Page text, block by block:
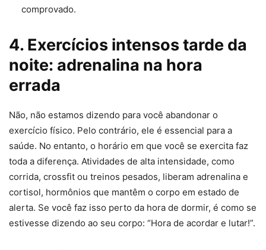
comprovado.
4. Exercícios intensos tarde da
noite: adrenalina na hora
errada
Não, não estamos dizendo para você abandonar o
exercício físico. Pelo contrário, ele é essencial para a
saúde. No entanto, o horário em que você se exercita faz
toda a diferença. Atividades de alta intensidade, como
corrida, crossfit ou treinos pesados, liberam adrenalina e
cortisol, hormônios que mantêm o corpo em estado de
alerta. Se você faz isso perto da hora de dormir, é como se
estivesse dizendo ao seu corpo: “Hora de acordar e lutar!”.